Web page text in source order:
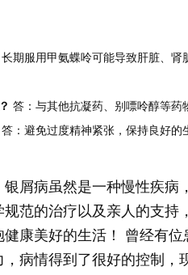
期服用甲氨蝶呤可能导致肝脏、
答：与其他抗凝药、别嘌呤醇等药
答：避免过度精神紧张，保持良好
屑病虽然是一种慢性疾病
范的治疗以及亲人的支持
康美好的生活！ 曾经有位
病情得到了很好的控制，